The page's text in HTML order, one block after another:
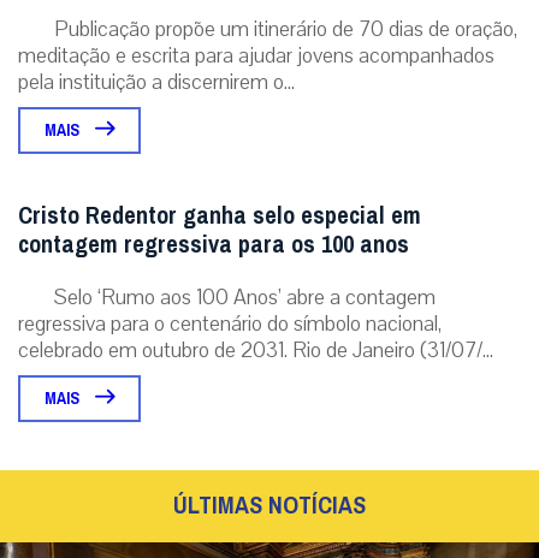
Publicação propõe um itinerário de 70 dias de oração,
meditação e escrita para ajudar jovens acompanhados
pela instituição a discernirem o...
MAIS
Cristo Redentor ganha selo especial em
contagem regressiva para os 100 anos
Selo ‘Rumo aos 100 Anos’ abre a contagem
regressiva para o centenário do símbolo nacional,
celebrado em outubro de 2031. Rio de Janeiro (31/07/...
MAIS
ÚLTIMAS NOTÍCIAS